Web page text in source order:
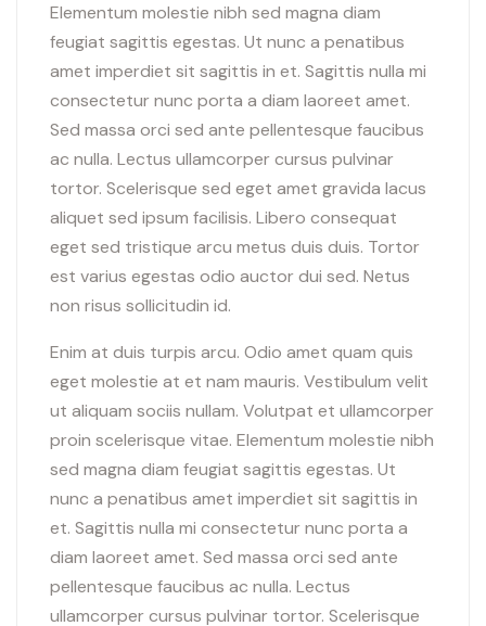
Elementum molestie nibh sed magna diam
feugiat sagittis egestas. Ut nunc a penatibus
amet imperdiet sit sagittis in et. Sagittis nulla mi
consectetur nunc porta a diam laoreet amet.
Sed massa orci sed ante pellentesque faucibus
ac nulla. Lectus ullamcorper cursus pulvinar
tortor. Scelerisque sed eget amet gravida lacus
aliquet sed ipsum facilisis. Libero consequat
eget sed tristique arcu metus duis duis. Tortor
est varius egestas odio auctor dui sed. Netus
non risus sollicitudin id.
Enim at duis turpis arcu. Odio amet quam quis
eget molestie at et nam mauris. Vestibulum velit
ut aliquam sociis nullam. Volutpat et ullamcorper
proin scelerisque vitae. Elementum molestie nibh
sed magna diam feugiat sagittis egestas. Ut
nunc a penatibus amet imperdiet sit sagittis in
et. Sagittis nulla mi consectetur nunc porta a
diam laoreet amet. Sed massa orci sed ante
pellentesque faucibus ac nulla. Lectus
ullamcorper cursus pulvinar tortor. Scelerisque